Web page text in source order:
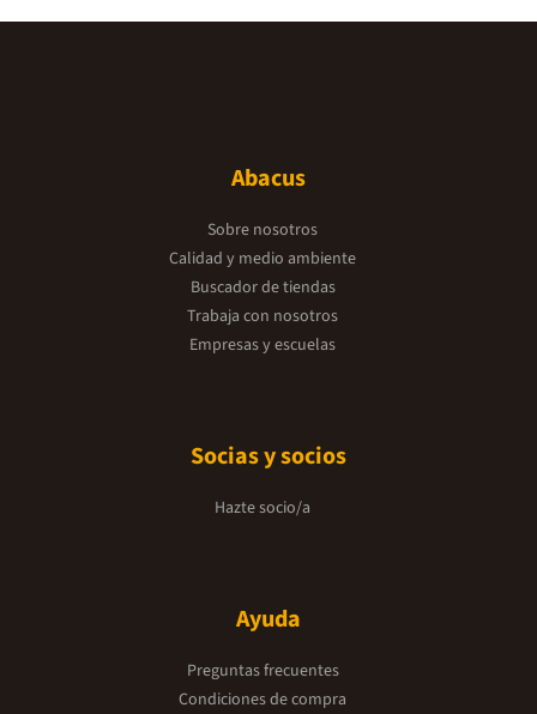
Abacus
Sobre nosotros
Calidad y medio ambiente
Buscador de tiendas
Trabaja con nosotros
Empresas y escuelas
Socias y socios
Hazte socio/a
Ayuda
Preguntas frecuentes
Condiciones de compra